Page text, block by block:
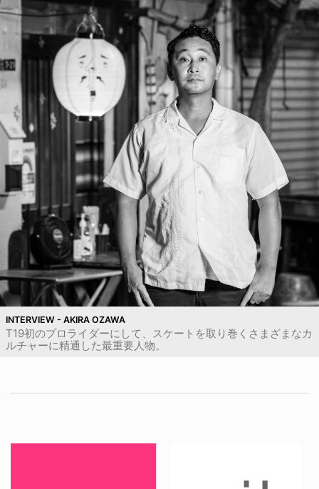
INTERVIEW - AKIRA OZAWA
T19初のプロライダーにして、スケートを取り巻くさまざまなカ
ルチャーに精通した最重要人物。